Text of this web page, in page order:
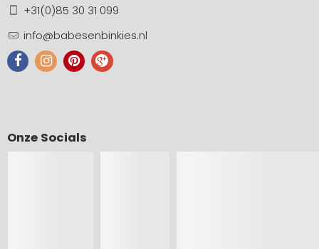
+31(0)85 30 31 099
info@babesenbinkies.nl
Onze Socials